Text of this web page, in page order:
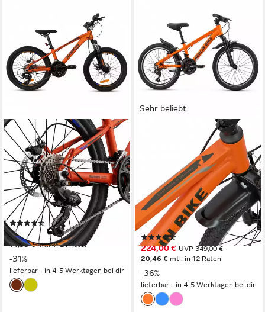
KESKIN EBIKE
Kinderfahrrad Keskin MTB1 –
20 Zoll Mountainbike –
leichter Aluminium-Rahmen
26 cm Rahmenhöhe
21 Gänge
100 kg
Zul. Gesamtgewicht
(11)
289,00 € UVP420,00 €
14,35 €mtl. in 24 Raten
-31%
lieferbar - in 4-5 Werktagen bei dir
Sehr beliebt
Kinderfahrrad 20 Zoll MTB1
Aluminiumrahmen für
Mädchen und Jungen
25,4 cm Rahmenhöhe
21 Gänge
100 kg Zul. Gesamtgewicht
224,00 € UVP 349,00 €
20,46 € mtl. in 12 Raten
-36%
lieferbar - in 4-5 Werktagen bei dir